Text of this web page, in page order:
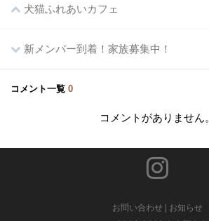
犬猫ふれあいカフェ
新メンバー到着！家族募集中！
コメント一覧 0
コメントがありません。
お問い合わせ
お知らせ